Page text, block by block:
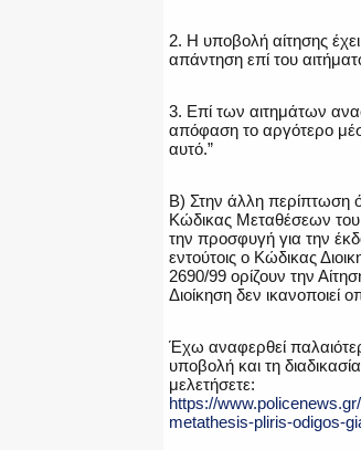
2. Η υποβολή αίτησης
απάντηση επί του
3. Επί των αιτημάτων
απόφαση το αργότερο
αυτό.”
Β) Στην άλλη περίπτωση
Κώδικας Μεταθέσεων
την προσφυγή για την
εντούτοις ο Κώδικας
2690/99 ορίζουν την
Διοίκηση δεν ικανοποιεί
Έχω αναφερθεί
υποβολή και τη
μελετήσετε:
https://
metathesis-pliris-odigos-